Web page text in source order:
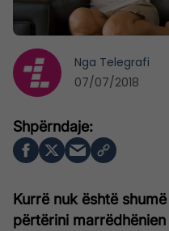
Kurrë nuk është
përtërini
Nga Telegrafi
07/07/2018